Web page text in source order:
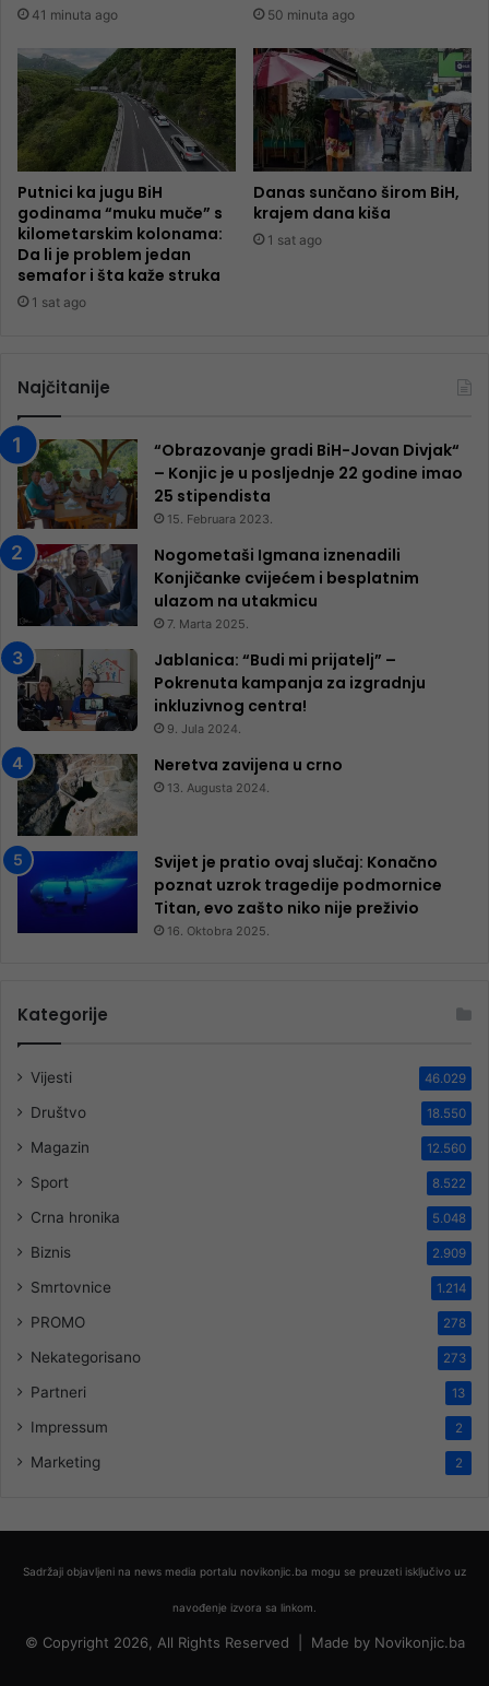
41 minuta ago 50 minuta ago
Putnici ka jugu BiH
godinama “muku muče” s
kilometarskim kolonama:
Da li je problem jedan
semafor i šta kaže struka
1 sat ago
Danas sunčano širom BiH,
krajem dana kiša
1 sat ago
Najčitanije
“Obrazovanje gradi BiH-Jovan Divjak“
– Konjic je u posljednje 22 godine imao
25 ​​stipendista
15. Februara 2023.
Nogometaši Igmana iznenadili
Konjičanke cvijećem i besplatnim
ulazom na utakmicu
7. Marta 2025.
Jablanica: “Budi mi prijatelj” –
Pokrenuta kampanja za izgradnju
inkluzivnog centra!
9. Jula 2024.
Neretva zavijena u crno
13. Augusta 2024.
Svijet je pratio ovaj slučaj: Konačno
poznat uzrok tragedije podmornice
Titan, evo zašto niko nije preživio
16. Oktobra 2025.
Kategorije
Vijesti 46.029
Društvo 18.550
Magazin 12.560
Sport 8.522
Crna hronika 5.048
Biznis 2.909
Smrtovnice 1.214
PROMO 278
Nekategorisano 273
Partneri 13
Impressum 2
Marketing 2
Sadržaji objavljeni na news media portalu novikonjic.ba mogu se preuzeti isključivo uz
navođenje izvora sa linkom.
© Copyright 2026, All Rights Reserved | Made by Novikonjic.ba